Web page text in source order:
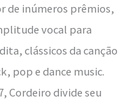
de inúmeros prêmios,
vocal para
clássicos da canção
pop e dance music.
Cordeiro divide seu